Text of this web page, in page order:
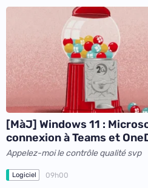
[MàJ] Windows 11 :
connexion à Teams et
Appelez-moi le contrôle qualité svp
Logiciel 09h00